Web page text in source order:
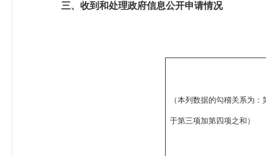
三、收到和处理政府信息公开申请情况
（本列数据的勾稽关系为
于第三项加第四项之和）